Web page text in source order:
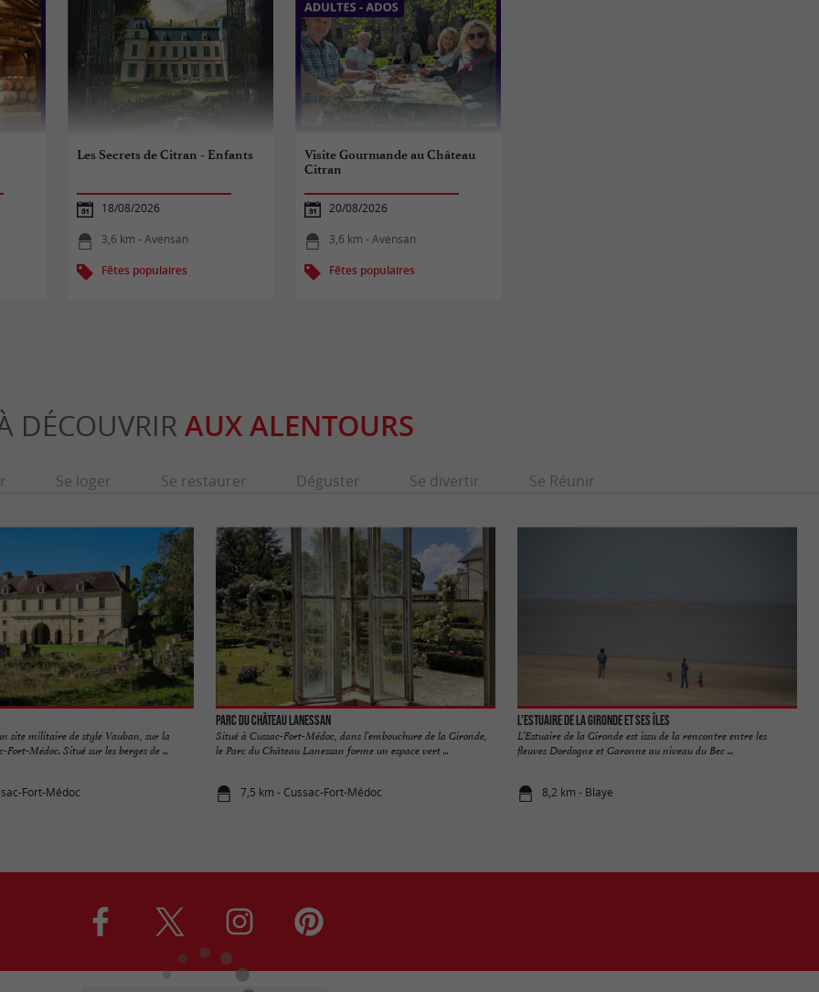
Les Secrets de Citran - Enfants
18/08/2026
3,6 km - Avensan
Fêtes populaires
Visite Gourmande au Château
Citran
20/08/2026
3,6 km - Avensan
Fêtes populaires
DÉCOUVRIR AUX ALENTOURS
Se loger Se restaurer Déguster Se divertir Se Réunir
site militaire de style Vauban, sur la
Fort-Médoc. Situé sur les berges de ...
Fort-Médoc
Parc du Château Lanessan
Situé à Cussac-Fort-Médoc, dans l’embouchure de la Gironde,
le Parc du Château Lanessan forme un espace vert ...
7,5 km - Cussac-Fort-Médoc
L'Estuaire de la Gironde et ses îles
L’Estuaire de la Gironde est issu de la rencontre entre les
fleuves Dordogne et Garonne au niveau du Bec ...
8,2 km - Blaye